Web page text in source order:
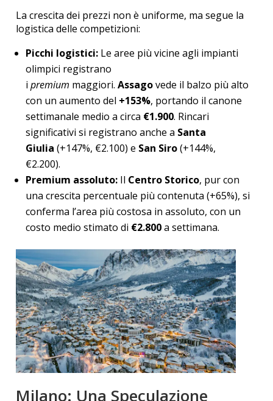
La crescita dei prezzi non è uniforme, ma segue la
logistica delle competizioni:
Picchi logistici: Le aree più vicine agli impianti
olimpici registrano
ipremium maggiori.Assagovede il balzo più alto
con un aumento del +153%, portando il canone
settimanale medio a circa €1.900. Rincari
significativi si registrano anche a Santa
Giulia (+147%, €2.100) e San Siro(+144%,
€2.200).
Premium assoluto: Il Centro Storico, pur con
una crescita percentuale più contenuta (+65%), si
conferma l’area più costosa in assoluto, con un
costo medio stimato di €2.800a settimana.
Milano: Una Speculazione